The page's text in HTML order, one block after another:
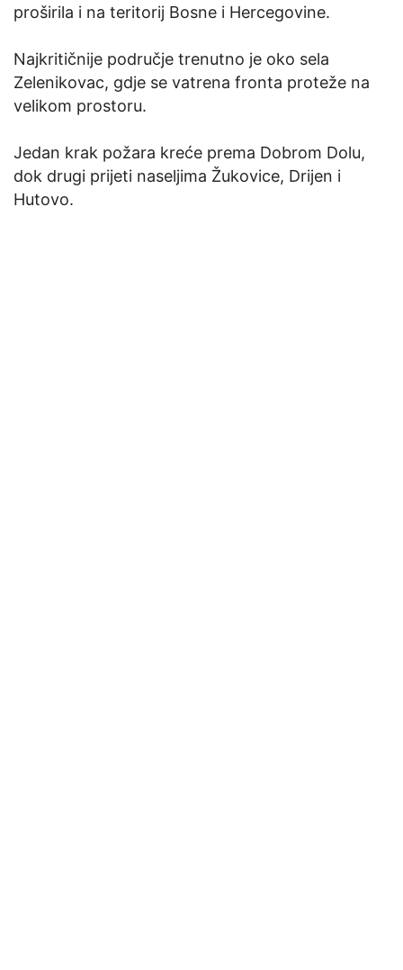
proširila i na teritorij Bosne i Hercegovine.
Najkritičnije područje trenutno je oko sela
Zelenikovac, gdje se vatrena fronta proteže na
velikom prostoru.
Jedan krak požara kreće prema Dobrom Dolu,
dok drugi prijeti naseljima Žukovice, Drijen i
Hutovo.